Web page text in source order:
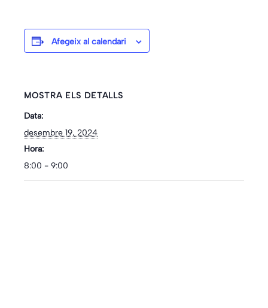
Afegeix al calendari
MOSTRA ELS DETALLS
Data:
desembre 19, 2024
Hora:
8:00 - 9:00